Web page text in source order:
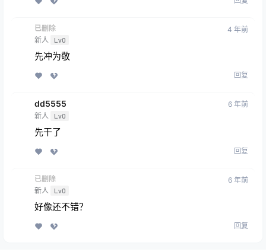
已删除
新人 Lv0
4 年前
先冲为敬
回复
dd5555
新人 Lv0
6 年前
先干了
回复
已删除
新人 Lv0
6 年前
好像还不错？
回复